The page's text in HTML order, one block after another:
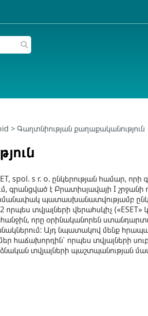
>Գաղտնիության քաղաքականություն
spol. s r. o. ընկերության համար, որի
գրանցված է Բրատիսլավայի I
պատասխանատվությամբ
տվյալների վերահսկիչ («ESET»
որը օրինականորեն
Այդ նպատակով մենք
հաճախորդին՝ որպես տվյալների
տվյալների պաշտպանության